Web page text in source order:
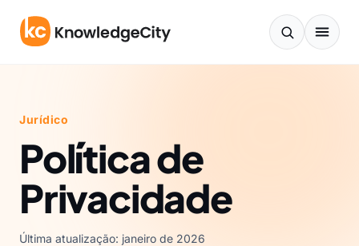
Jurídico
Política de
Privacidade
Última atualização: janeiro de 2026